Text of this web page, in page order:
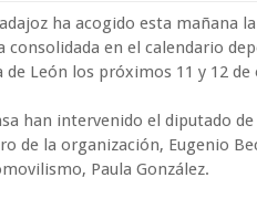
ha acogido esta mañana
consolidada en el calendario
de León los próximos 11 y 12 de
han intervenido el diputado
de la organización, Eugenio
Paula González.